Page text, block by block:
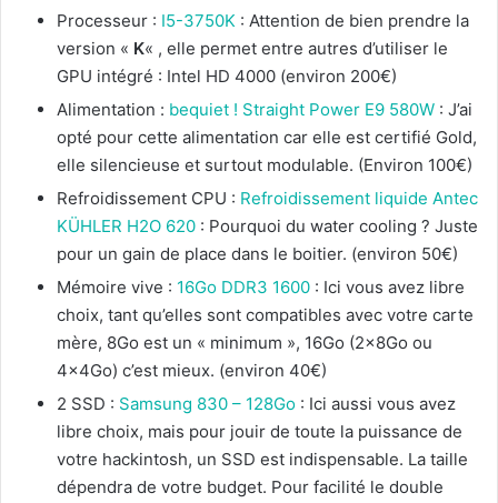
Processeur : I5-3750K : Attention de bien prendre la
version « K« , elle permet entre autres d’utiliser le
GPU intégré : Intel HD 4000 (environ 200€)
Alimentation : bequiet ! Straight Power E9 580W : J’ai
opté pour cette alimentation car elle est certifié Gold,
elle silencieuse et surtout modulable. (Environ 100€)
Refroidissement CPU : Refroidissement liquide Antec
KÜHLER H2O 620 : Pourquoi du water cooling ? Juste
pour un gain de place dans le boitier. (environ 50€)
Mémoire vive : 16Go DDR3 1600 : Ici vous avez libre
choix, tant qu’elles sont compatibles avec votre carte
mère, 8Go est un « minimum », 16Go (2x8Go ou
4x4Go) c’est mieux. (environ 40€)
2 SSD : Samsung 830 – 128Go : Ici aussi vous avez
libre choix, mais pour jouir de toute la puissance de
votre hackintosh, un SSD est indispensable. La taille
dépendra de votre budget. Pour facilité le double